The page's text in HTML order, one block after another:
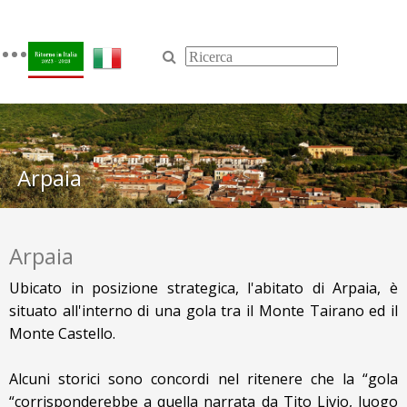
Toggle
navigation
Arpaia
Arpaia
Ubicato in posizione strategica, l'abitato di Arpaia, è
situato all'interno di una gola tra il Monte Tairano ed il
Monte Castello.
Alcuni storici sono concordi nel ritenere che la “gola
“corrisponderebbe a quella narrata da Tito Livio, luogo